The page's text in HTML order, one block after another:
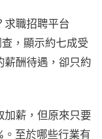
求職招聘平台
，顯示約七成受
薪酬待遇，卻只約
加薪，但原來只要
。至於哪些行業有